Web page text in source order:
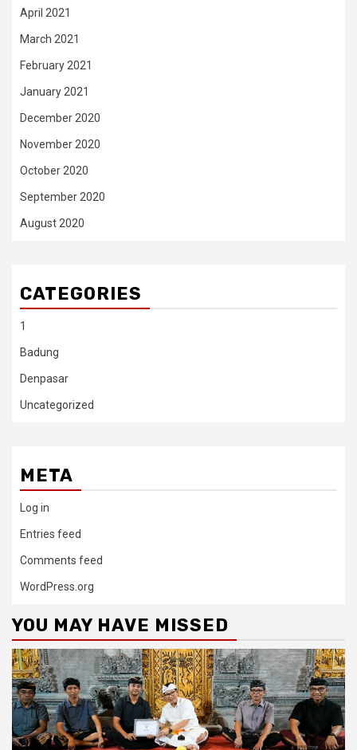
April 2021
March 2021
February 2021
January 2021
December 2020
November 2020
October 2020
September 2020
August 2020
CATEGORIES
1
Badung
Denpasar
Uncategorized
META
Log in
Entries feed
Comments feed
WordPress.org
YOU MAY HAVE MISSED